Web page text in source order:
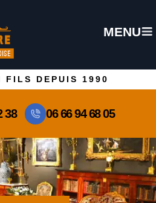
MENU
FILS DEPUIS 1990
38 06 66 94 68 05